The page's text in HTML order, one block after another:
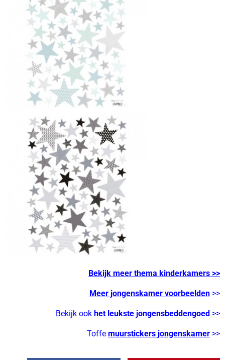
Bekijk meer thema kinderkamers >>
Meer jongenskamer voorbeelden >>
Bekijk ook het leukste jongensbeddengoed >>
Toffe muurstickers jongenskamer >>